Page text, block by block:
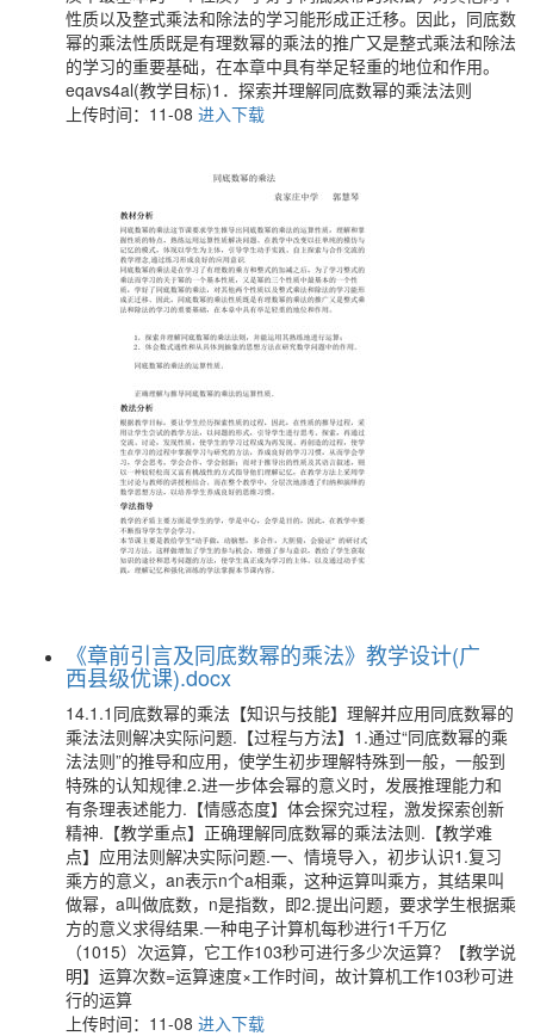
性质以及整式乘法和除法的学习能形成正迁移。因此，同底数
幂的乘法性质既是有理数幂的乘法的推广又是整式乘法和除法
的学习的重要基础，在本章中具有举足轻重的地位和作用。
eqavs4al(教学目标)1．探索并理解同底数幂的乘法法则
上传时间：11-08 进入下载
《章前引言及同底数幂的乘法》教学设计(广
西县级优课).docx
14.1.1同底数幂的乘法【知识与技能】理解并应用同底数幂的
乘法法则解决实际问题.【过程与方法】1.通过“同底数幂的乘
法法则”的推导和应用，使学生初步理解特殊到一般，一般到
特殊的认知规律.2.进一步体会幂的意义时，发展推理能力和
有条理表述能力.【情感态度】体会探究过程，激发探索创新
精神.【教学重点】正确理解同底数幂的乘法法则.【教学难
点】应用法则解决实际问题.一、情境导入，初步认识1.复习
乘方的意义，an表示n个a相乘，这种运算叫乘方，其结果叫
做幂，a叫做底数，n是指数，即2.提出问题，要求学生根据乘
方的意义求得结果.一种电子计算机每秒进行1千万亿
（1015）次运算，它工作103秒可进行多少次运算？【教学说
明】运算次数=运算速度×工作时间，故计算机工作103秒可进
行的运算
上传时间：11-08 进入下载